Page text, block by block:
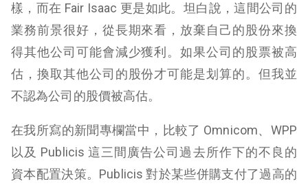
樣，而在 Fair Isaac 更是如此。坦白說，這間公司的
業務前景很好，從長期來看，放棄自己的股份來換
得其他公司可能會減少獲利。如果公司的股票被高
估，換取其他公司的股份才可能是划算的。但我並
不認為公司的股價被高估。
在我所寫的新聞專欄當中，比較了 Omnicom、WPP
以及 Publicis 這三間廣告公司過去所作下的不良的
資本配置決策。Publicis 對於某些併購支付了過高的